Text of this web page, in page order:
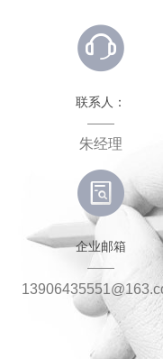
联系人：
朱经理
企业邮箱